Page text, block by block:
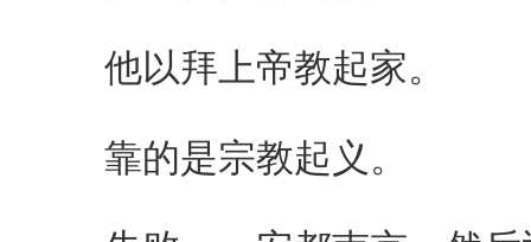
他以拜上帝教起家。
靠的是宗教起义。